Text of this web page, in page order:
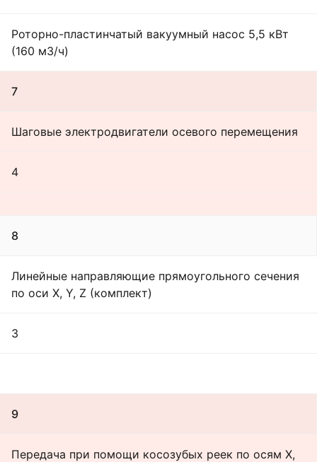
Роторно-пластинчатый вакуумный насос 5,5 кВт
(160 м3/ч)
7
Шаговые электродвигатели осевого перемещения
4
8
Линейные направляющие прямоугольного сечения
по оси X, Y, Z (комплект)
3
9
Передача при помощи косозубых реек по осям X,